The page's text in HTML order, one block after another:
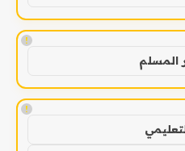
!
المسلم
!